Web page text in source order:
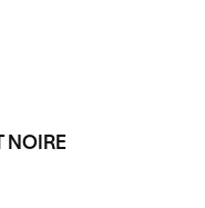
NOIRE